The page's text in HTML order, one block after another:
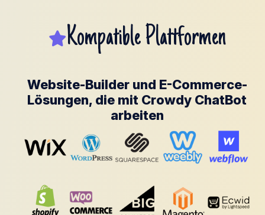
Kompatible Plattformen
Website-Builder und E-Commerce-
Lösungen, die mit Crowdy ChatBot
arbeiten